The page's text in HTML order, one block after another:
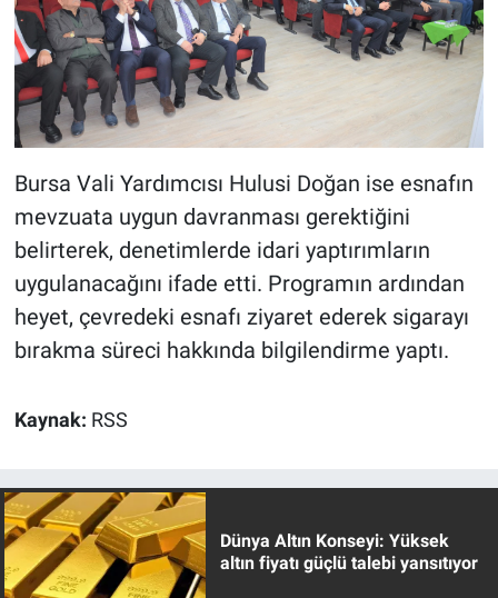
Bursa Vali Yardımcısı Hulusi Doğan ise esnafın
mevzuata uygun davranması gerektiğini
belirterek, denetimlerde idari yaptırımların
uygulanacağını ifade etti. Programın ardından
heyet, çevredeki esnafı ziyaret ederek sigarayı
bırakma süreci hakkında bilgilendirme yaptı.
Kaynak: RSS
Dünya Altın Konseyi: Yüksek
altın fiyatı güçlü talebi yansıtıyor